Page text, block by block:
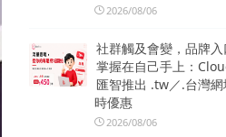
2026/08/06
社群觸及會變，品牌
掌握在自己手上：
匯智推出 .tw／.台灣網
時優惠
2026/08/06